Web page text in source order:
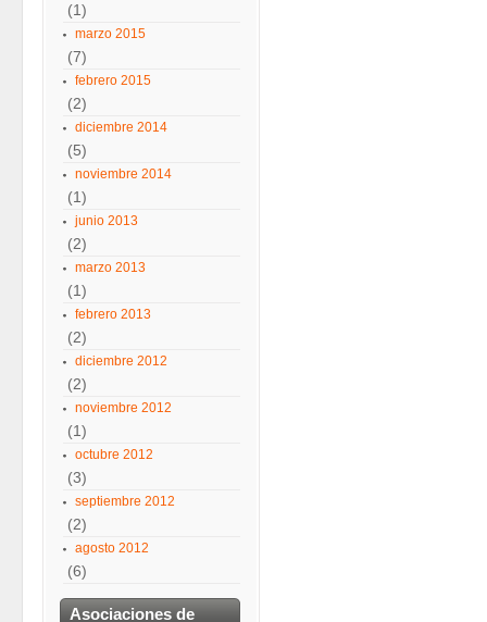
(1)
marzo 2015
(7)
febrero 2015
(2)
diciembre 2014
(5)
noviembre 2014
(1)
junio 2013
(2)
marzo 2013
(1)
febrero 2013
(2)
diciembre 2012
(2)
noviembre 2012
(1)
octubre 2012
(3)
septiembre 2012
(2)
agosto 2012
(6)
Asociaciones de